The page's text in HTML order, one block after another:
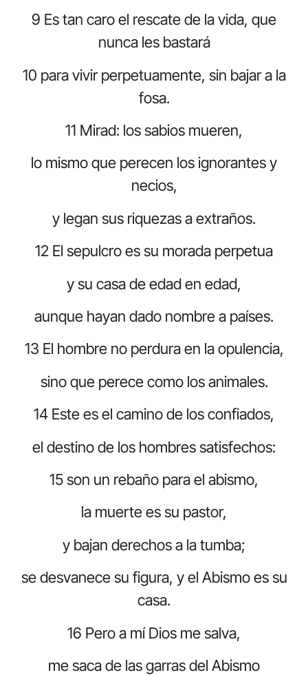
9 Es tan caro el rescate de la vida, que
nunca les bastará
10 para vivir perpetuamente, sin bajar a la
fosa.
11 Mirad: los sabios mueren,
lo mismo que perecen los ignorantes y
necios,
y legan sus riquezas a extraños.
12 El sepulcro es su morada perpetua
y su casa de edad en edad,
aunque hayan dado nombre a países.
13 El hombre no perdura en la opulencia,
sino que perece como los animales.
14 Este es el camino de los confiados,
el destino de los hombres satisfechos:
15 son un rebaño para el abismo,
la muerte es su pastor,
y bajan derechos a la tumba;
se desvanece su figura, y el Abismo es su
casa.
16 Pero a mí Dios me salva,
me saca de las garras del Abismo